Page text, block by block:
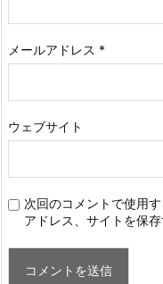
メールアドレス *
ウェブサイト
次回のコメントで使用
アドレス、サイトを保存